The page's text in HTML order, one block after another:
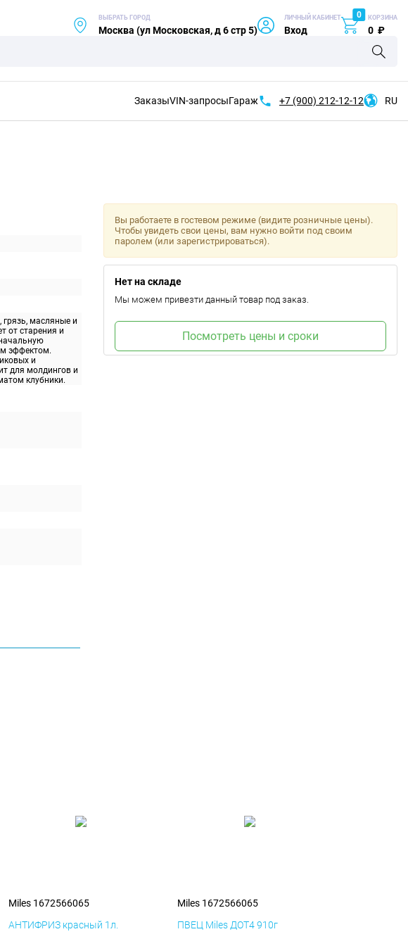
ВЫБРАТЬ ГОРОД
Москва (ул Московская, д 6 стр 5)
ЛИЧНЫЙ КАБИНЕТ
Вход
0 КОРЗИНА
0 ₽
ЗаказыVIN-запросыГараж +7 (900) 212-12-12 RU
масляные и
от старения и
эффектом.
и
для молдингов и
клубники.
Вы работаете в гостевом режиме (видите розничные цены).
Чтобы увидеть свои цены, вам нужно войти под своим
паролем (или зарегистрироваться).
Нет на складе
Мы можем привезти данный товар под заказ.
Посмотреть цены и сроки
Miles 1672566065
АНТИФРИЗ красный 1л.
Miles 1672566065
ПВЕЦ Miles ДОТ4 910г